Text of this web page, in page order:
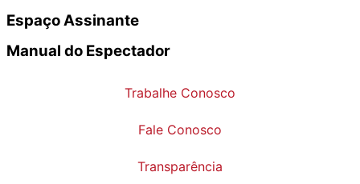
Espaço Assinante
Manual do Espectador
Trabalhe Conosco
Fale Conosco
Transparência